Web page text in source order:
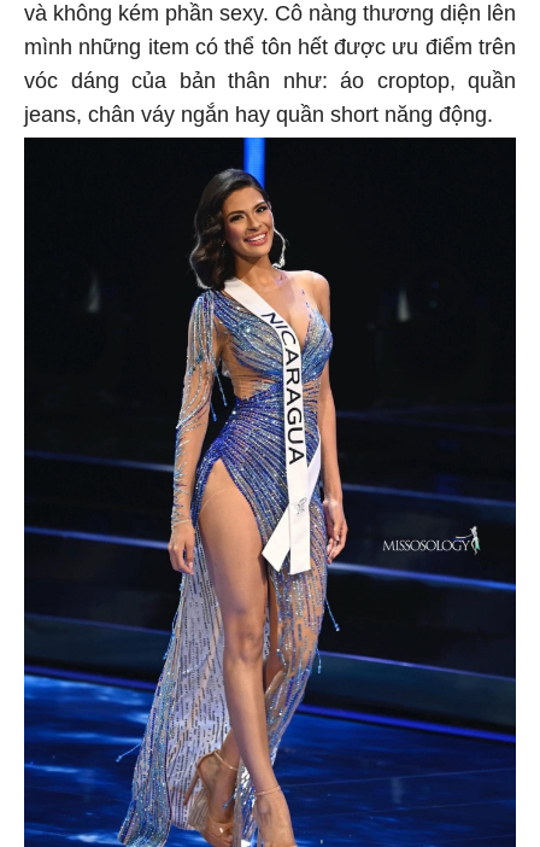
và không kém phần sexy. Cô nàng thương diện lên
mình những item có thể tôn hết được ưu điểm trên
vóc dáng của bản thân như: áo croptop, quần
jeans, chân váy ngắn hay quần short năng động.